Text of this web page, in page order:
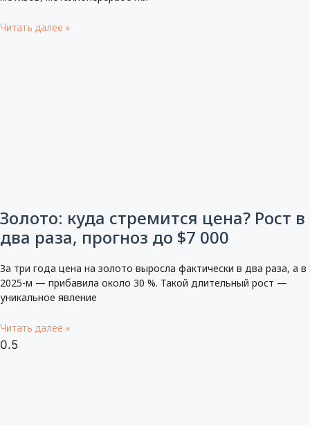
Читать далее »
Золото: куда стремится цена? Рост в
два раза, прогноз до $7 000
За три года цена на золото выросла фактически в два раза, а в
2025-м — прибавила около 30 %. Такой длительный рост —
уникальное явление
Читать далее »